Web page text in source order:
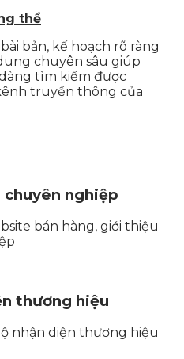
thể
bản, kế hoạch rõ ràng
chuyên sâu giúp
tìm kiếm được
truyền thông của
nghiệp
bán hàng, giới thiệu
thương hiệu
nhận diện thương hiệu